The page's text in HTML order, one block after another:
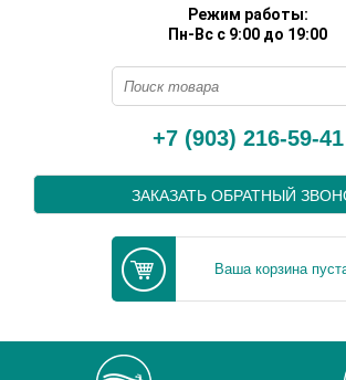
Режим работы:
Пн-Вс с 9:00 до 19:00
+7 (903) 216-59-41
ЗАКАЗАТЬ ОБРАТНЫЙ
Ваша корзина